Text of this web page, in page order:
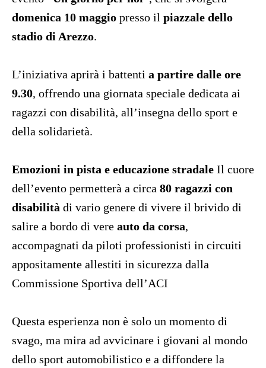
domenica 10 maggio presso il piazzale dello
stadio di Arezzo.
L’iniziativa aprirà i battenti a partire dalle ore
9.30, offrendo una giornata speciale dedicata ai
ragazzi con disabilità, all’insegna dello sport e
della solidarietà.
Emozioni in pista e educazione stradale Il cuore
dell’evento permetterà a circa 80 ragazzi con
disabilità di vario genere di vivere il brivido di
salire a bordo di vere auto da corsa,
accompagnati da piloti professionisti in circuiti
appositamente allestiti in sicurezza dalla
Commissione Sportiva dell’ACI
Questa esperienza non è solo un momento di
svago, ma mira ad avvicinare i giovani al mondo
dello sport automobilistico e a diffondere la